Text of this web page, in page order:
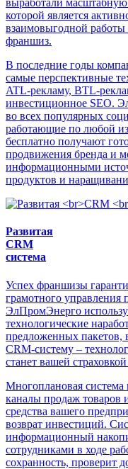
выработали
которой является
взаимовыгодной
франшиз.
В последние годы
самые перспективные
ATL-рекламу, BTL-
инвестиционное SEO.
во всех популярных
работающие по любой
бесплатно получают
продвижения бренда и
информационными
продуктов и
Развитая
CRM
система
Успех франшизы
грамотного управления
ЭлПромЭнерго
технологические
предложенных пакетов,
CRM-систему –
станет вашей
Многоплановая
каналы продаж товаров
средства вашего
возврат инвестиций.
информационный
сотрудниками в ходе
сохранность, проверит